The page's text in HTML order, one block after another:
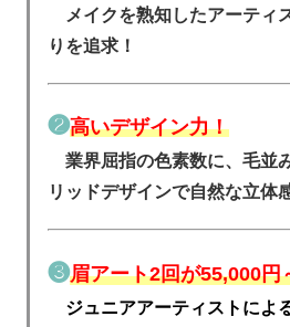
メイクを熟知したアーティ
りを追求！
❷高いデザイン力！
業界屈指の色素数に、毛並
リッドデザインで自然な立体
❸眉アート2回が55,000円
ジュニアアーティストによ